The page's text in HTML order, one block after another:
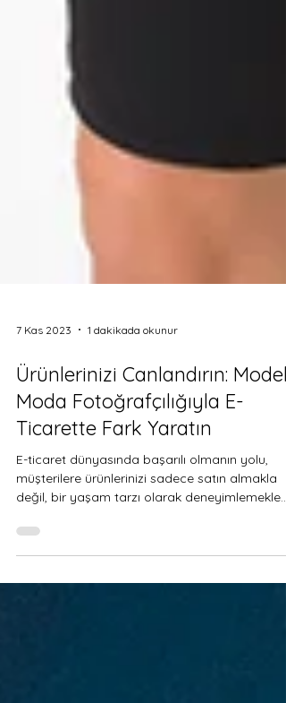
7 Kas 2023 1 dakikada okunur
Ürünlerinizi Canlandırın: Modelli
Moda Fotoğrafçılığıyla E-
Ticarette Fark Yaratın
E-ticaret dünyasında başarılı olmanın yolu,
değil, bir yaşam tarzı olarak deneyimlemekle...